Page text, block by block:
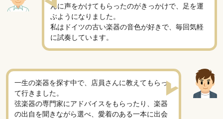
んに声をかけてもらったのがきっかけで、足を運
ぶようになりました。
私はドイツの古い楽器の音色が好きで、毎回気軽
に試奏しています。
一生の楽器を探す中で、店員さんに教えてもらっ
て行きました。
弦楽器の専門家にアドバイスをもらったり、楽器
の出自を聞きながら選べ、愛着のある一本に出会